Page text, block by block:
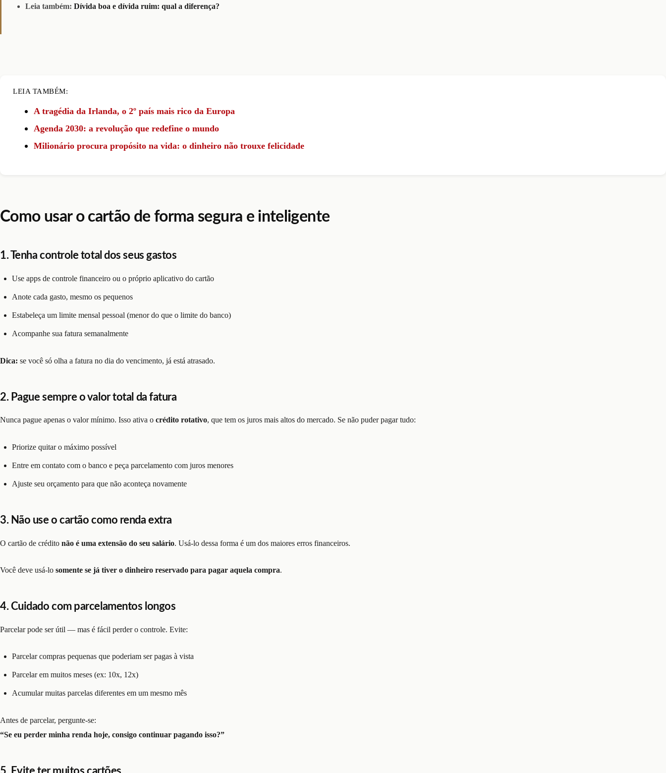
Leia também: Dívida boa e dívida ruim: qual a diferença?
LEIA TAMBÉM:
A tragédia da Irlanda, o 2º país mais rico da Europa
Agenda 2030: a revolução que redefine o mundo
Milionário procura propósito na vida: o dinheiro não trouxe felicidade
Como usar o cartão de forma segura e inteligente
1. Tenha controle total dos seus gastos
Use apps de controle financeiro ou o próprio aplicativo do cartão
Anote cada gasto, mesmo os pequenos
Estabeleça um limite mensal pessoal (menor do que o limite do banco)
Acompanhe sua fatura semanalmente
Dica: se você só olha a fatura no dia do vencimento, já está atrasado.
2. Pague sempre o valor total da fatura
Nunca pague apenas o valor mínimo. Isso ativa o crédito rotativo, que tem os juros mais altos do mercado. Se não puder pagar tudo:
Priorize quitar o máximo possível
Entre em contato com o banco e peça parcelamento com juros menores
Ajuste seu orçamento para que não aconteça novamente
3. Não use o cartão como renda extra
O cartão de crédito não é uma extensão do seu salário. Usá-lo dessa forma é um dos maiores erros financeiros.
Você deve usá-lo somente se já tiver o dinheiro reservado para pagar aquela compra.
4. Cuidado com parcelamentos longos
Parcelar pode ser útil — mas é fácil perder o controle. Evite:
Parcelar compras pequenas que poderiam ser pagas à vista
Parcelar em muitos meses (ex: 10x, 12x)
Acumular muitas parcelas diferentes em um mesmo mês
Antes de parcelar, pergunte-se:
“Se eu perder minha renda hoje, consigo continuar pagando isso?”